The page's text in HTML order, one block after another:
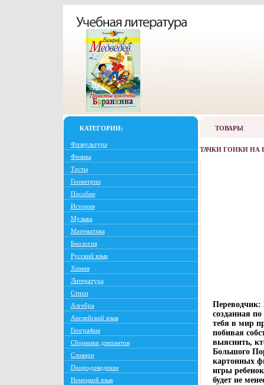
КАТЕГОРИИ:
Физкультура
Физика
Тесты
Геометрии
Пособие
История
Музыка
Математика
Биология
Русский язык
Химия
Литература
Стихи
Алгебра
Английский язык
География
Сборники диктантов
Словари
Природоведение
Немецкий язык
ТОВАРЫ
ТАЧКИ ГОНКИ НА
Переводчик:
созданная
тебя в мир
побивая
выяснить,
Большого
картонных
игры
будет не